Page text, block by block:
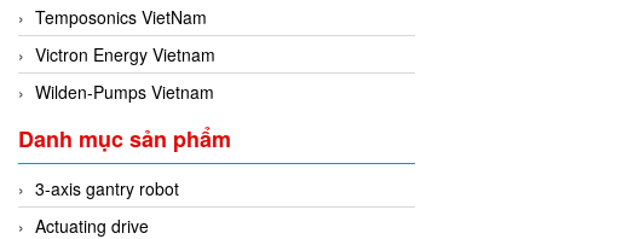
Temposonics VietNam
Victron Energy Vietnam
Wilden-Pumps Vietnam
Danh mục sản phẩm
3-axis gantry robot
Actuating drive